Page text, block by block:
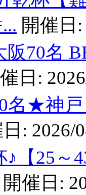
開催日
阪70名
日:
名★神
: 2026/
♪【25
開催日: